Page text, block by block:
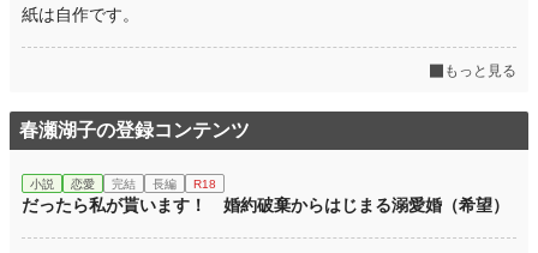
紙は自作です。
もっと見る
春瀬湖子の登録コンテンツ
小説 恋愛 完結 長編 R18
だったら私が貰います！ 婚約破棄からはじまる溺愛婚（希望）